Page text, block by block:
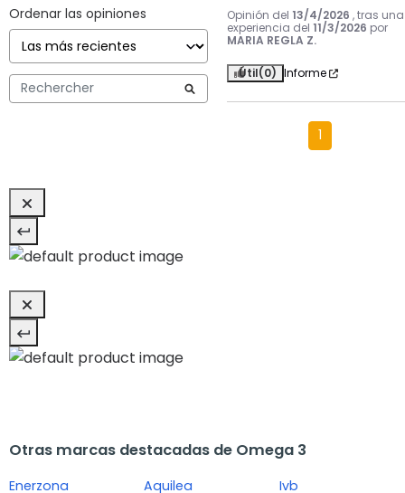
Ordenar las opiniones Opinión del 13/4/2026 , tras una
experiencia del 11/3/2026 por
MARIA REGLA Z.
Útil(0) Informe
1
Otras marcas destacadas de Omega 3
Enerzona Aquilea Ivb